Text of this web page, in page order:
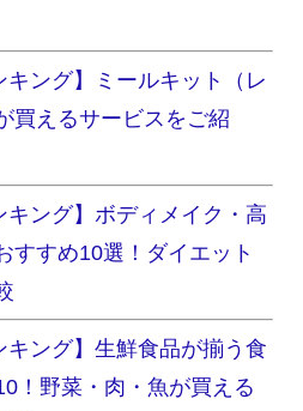
キング】ミールキット（レ
買えるサービスをご紹
キング】ボディメイク・高
すすめ10選！ダイエット
キング】生鮮食品が揃う食
！野菜・肉・魚が買える